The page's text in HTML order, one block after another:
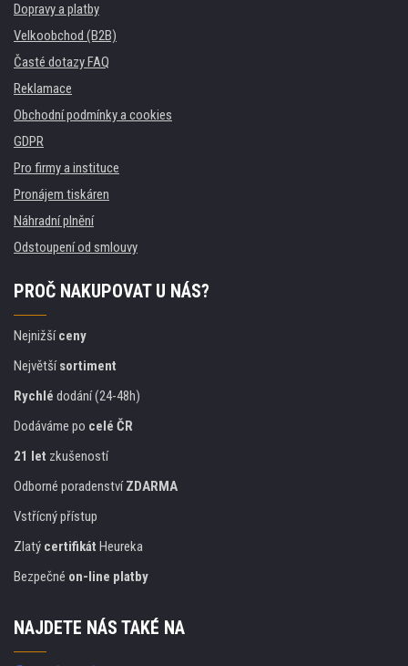
Dopravy a platby
Velkoobchod (B2B)
Časté dotazy FAQ
Reklamace
Obchodní podmínky a cookies
GDPR
Pro firmy a instituce
Pronájem tiskáren
Náhradní plnění
Odstoupení od smlouvy
PROČ NAKUPOVAT U NÁS?
Nejnižšíceny
Největšísortiment
Rychlé dodání (24-48h)
Dodáváme po celé ČR
21 let zkušeností
Odborné poradenstvíZDARMA
Vstřícný přístup
Zlatý certifikát Heureka
Bezpečné on-line platby
NAJDETE NÁS TAKÉ NA